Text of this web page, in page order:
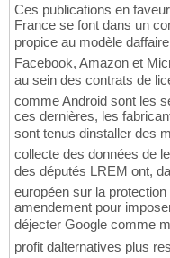
Ces publications en
France se font dans un
propice au modèle
Facebook, Amazon et
au sein des contrats de
comme Android sont les
ces dernières, les
sont tenus dinstaller des
collecte des données de
des députés LREM ont,
européen sur la
amendement pour
déjecter Google comme
profit dalternatives plus